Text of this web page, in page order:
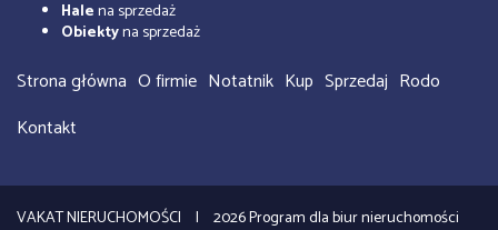
Halena sprzedaż
Obiektyna sprzedaż
Strona główna O firmie Notatnik Kup Sprzedaj Rodo
Kontakt
VAKAT NIERUCHOMOŚCI 2026Program dla biur nieruchomości